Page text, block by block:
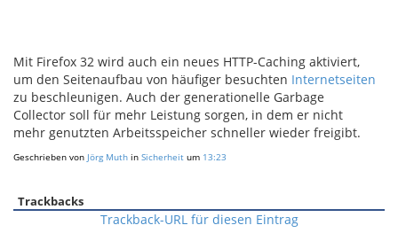
Mit Firefox 32 wird auch ein neues HTTP-Caching aktiviert,
um den Seitenaufbau von häufiger besuchten Internetseiten
zu beschleunigen. Auch der generationelle Garbage
Collector soll für mehr Leistung sorgen, in dem er nicht
mehr genutzten Arbeitsspeicher schneller wieder freigibt.
Geschrieben von Jörg Muth in Sicherheit um 13:23
Trackbacks
Trackback-URL für diesen Eintrag